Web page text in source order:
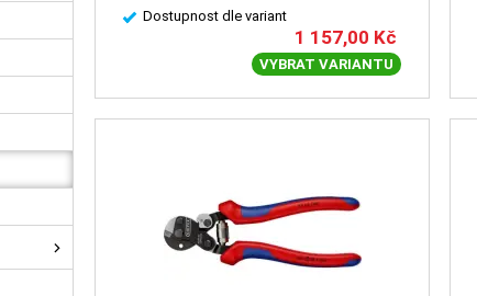
Dostupnost dle variant
1 157,00 Kč
VYBRAT VARIANTU